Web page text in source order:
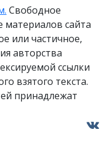
Свободное
материалов сайта
или частичное,
авторства
ссылки
взятого текста.
принадлежат